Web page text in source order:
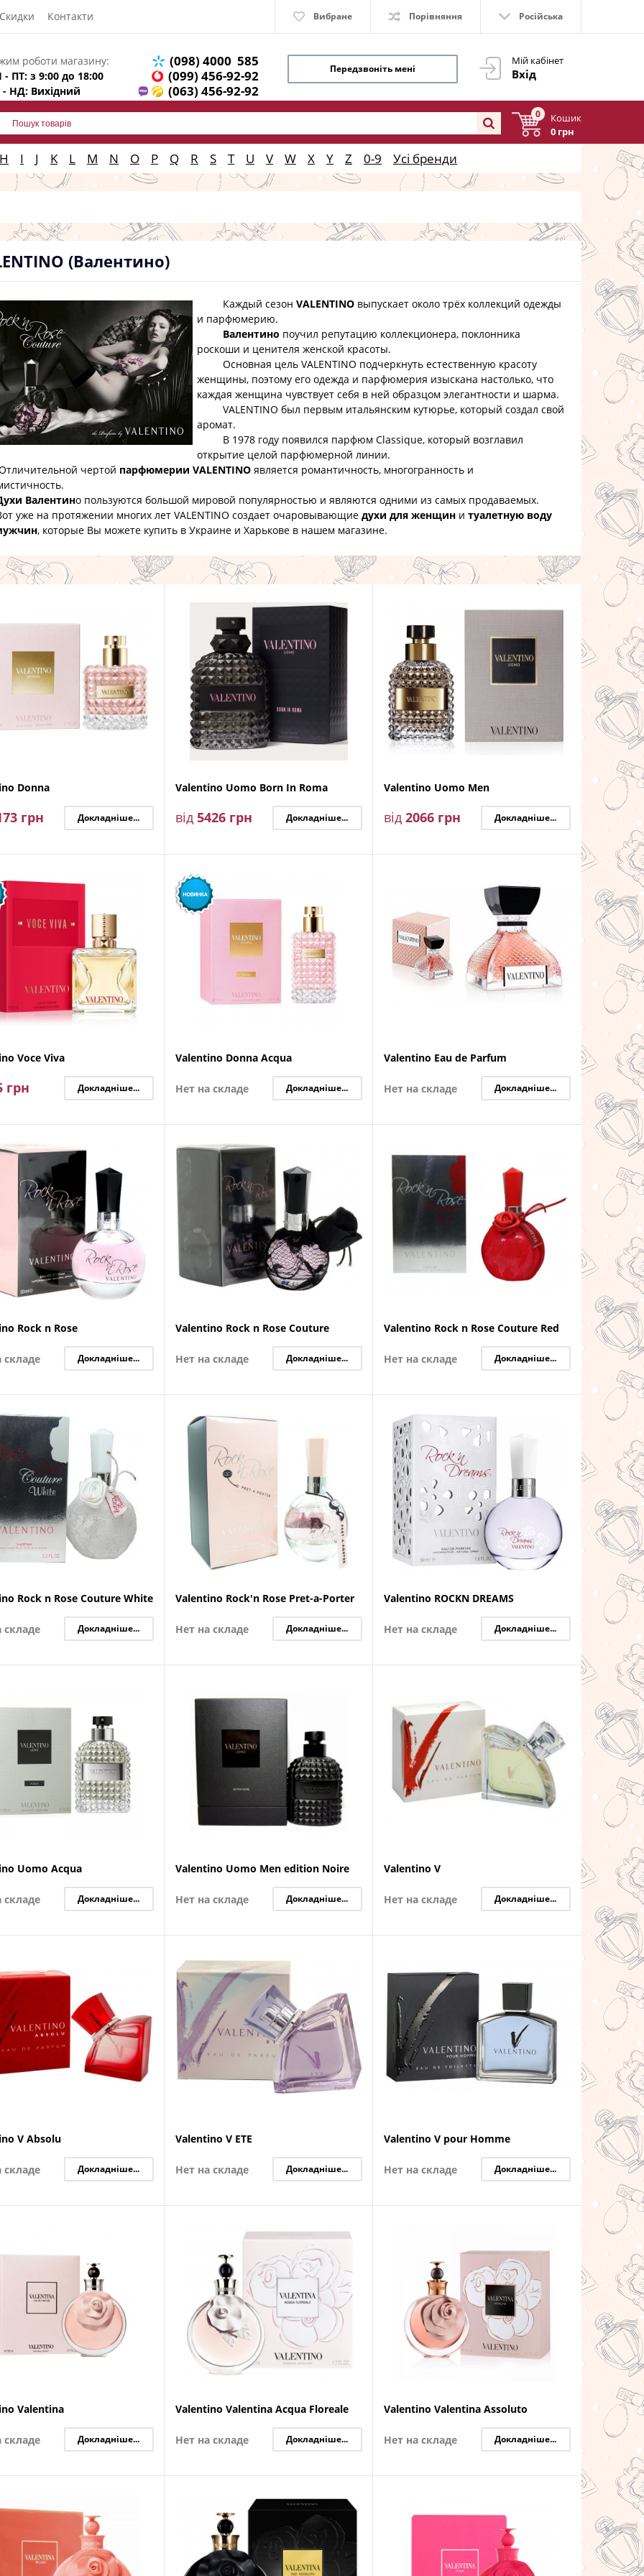
Скидки Контакти Вибране Порівняння Російська
Мій кабінет
Вхід
роботи магазину:
- ПТ: з 9:00 до 18:00
- НД: Вихідний
(098) 4000 585
(099) 456-92-92
(063) 456-92-92
Передзвоніть мені
0
Кошик
0 грн
H I J K L M N O P Q R S T U V W X Y Z 0-9 Усі бренди
(Валентино)
Каждый сезон VALENTINO выпускает около трёх коллекций одежды
и парфюмерию.
Валентино поучил репутацию коллекционера, поклонника
роскоши и ценителя женской красоты.
Основная цель VALENTINO подчеркнуть естественную красоту
женщины, поэтому его одежда и парфюмерия изыскана настолько, что
каждая женщина чувствует себя в ней образцом элегантности и шарма.
VALENTINO был первым итальянским кутюрье, который создал свой
аромат.
В 1978 году появился парфюм Classique, который возглавил
открытие целой парфюмерной линии.
чертой парфюмерии VALENTINO является романтичность, многогранность и
Валентино пользуются большой мировой популярностью и являются одними из самых продаваемых.
на протяжении многих лет VALENTINO создает очаровывающие духи для женщин и туалетную воду
, которые Вы можете купить в Украине и Харькове в нашем магазине.
Donna
грн Докладніше...
Valentino Uomo Born In Roma
від 5426 грн Докладніше...
Valentino Uomo Men
від 2066 грн Докладніше...
Voce Viva
грн Докладніше...
Valentino Donna Acqua
Нет на складе Докладніше...
Valentino Eau de Parfum
Нет на складе Докладніше...
Rock n Rose
складе Докладніше...
Valentino Rock n Rose Couture
Нет на складе Докладніше...
Valentino Rock n Rose Couture Red
Нет на складе Докладніше...
Rock n Rose Couture White
складе Докладніше...
Valentino Rock'n Rose Pret-a-Porter
Нет на складе Докладніше...
Valentino ROCKN DREAMS
Нет на складе Докладніше...
Uomo Acqua
складе Докладніше...
Valentino Uomo Men edition Noire
Нет на складе Докладніше...
Valentino V
Нет на складе Докладніше...
V Absolu
складе Докладніше...
Valentino V ETE
Нет на складе Докладніше...
Valentino V pour Homme
Нет на складе Докладніше...
Valentina
складе Докладніше...
Valentino Valentina Acqua Floreale
Нет на складе Докладніше...
Valentino Valentina Assoluto
Нет на складе Докладніше...